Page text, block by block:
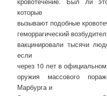
которые
вызывают подобные
геморрагический
вакцинировали тысячи
если
через 10 лет в
оружия массового
Марбурга и